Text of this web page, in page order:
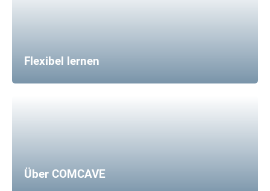
Flexibel lernen
Über COMCAVE